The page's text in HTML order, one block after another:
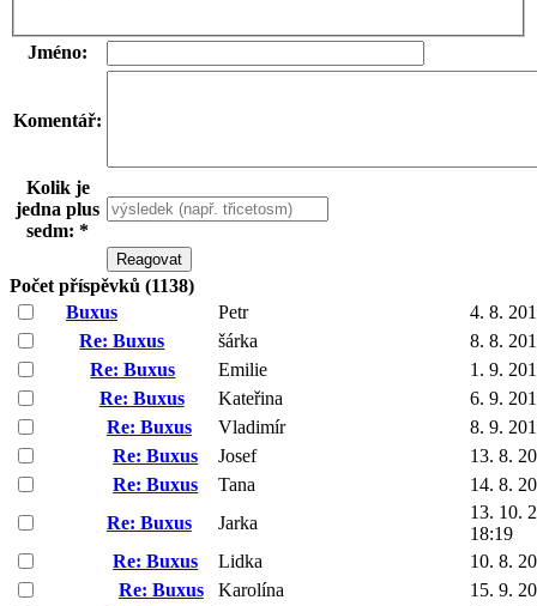
Jméno:
Komentář:
Kolik je
jedna plus
sedm: *
Počet příspěvků (1138)
Buxus
Petr
4. 8.
Re: Buxus
šárka
8. 8.
Re: Buxus
Emilie
1. 9.
Re: Buxus
Kateřina
6. 9.
Re: Buxus
Vladimír
8. 9.
Re: Buxus
Josef
13. 8.
Re: Buxus
Tana
14. 8.
Re: Buxus
Jarka
13. 10.
18:19
Re: Buxus
Lidka
10. 8.
Re: Buxus
Karolína
15. 9.